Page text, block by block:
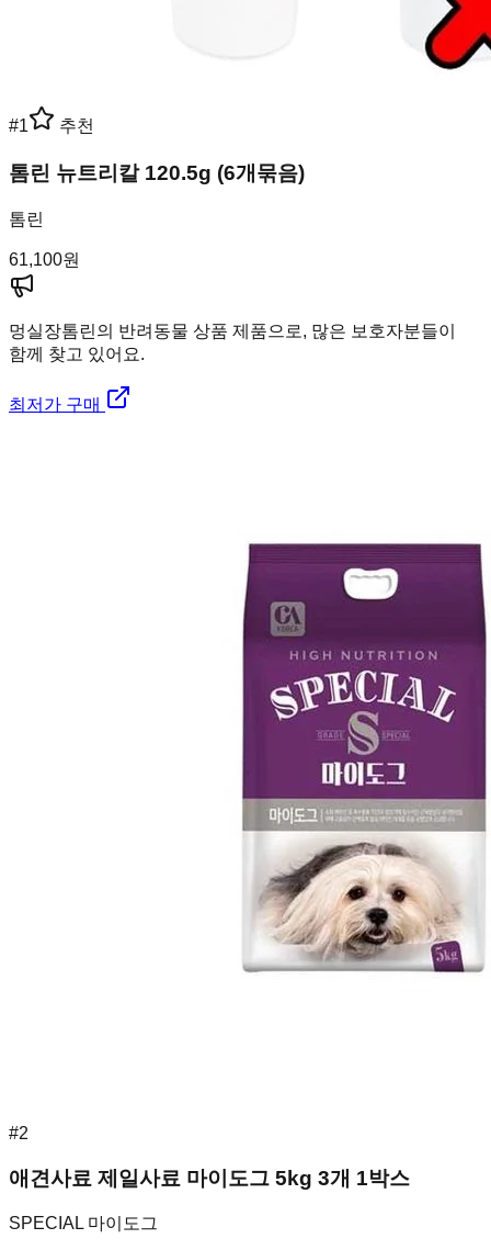
#1 추천
톰린 뉴트리칼 120.5g (6개묶음)
톰린
61,100원
멍실장톰린의 반려동물 상품 제품으로, 많은 보호자분들이
함께 찾고 있어요.
최저가 구매
#2
애견사료 제일사료 마이도그 5kg 3개 1박스
SPECIAL 마이도그